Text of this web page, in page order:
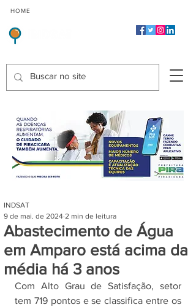
HOME
Abastecimento de Água
em Amparo está acima da
média há 3 anos
INDSAT
9 de mai. de 2024 2 min de leitura
Com Alto Grau de Satisfação, setor
tem 719 pontos e se classifica entre os